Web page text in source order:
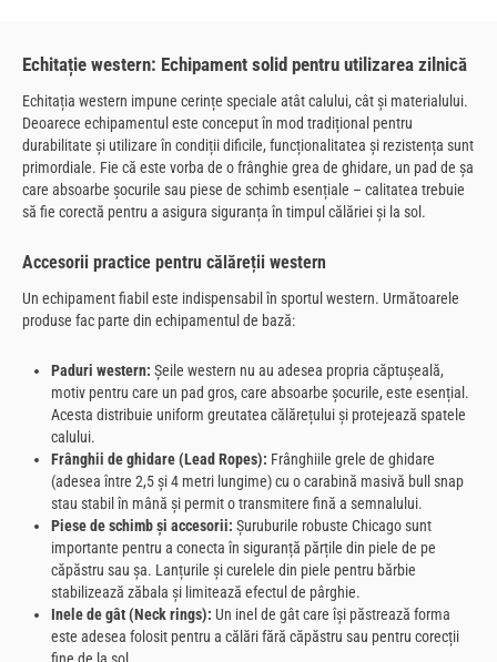
Echitație western: Echipament solid pentru utilizarea zilnică
Echitația western impune cerințe speciale atât calului, cât și materialului.
Deoarece echipamentul este conceput în mod tradițional pentru
durabilitate și utilizare în condiții dificile, funcționalitatea și rezistența sunt
primordiale. Fie că este vorba de o frânghie grea de ghidare, un pad de șa
care absoarbe șocurile sau piese de schimb esențiale – calitatea trebuie
să fie corectă pentru a asigura siguranța în timpul călăriei și la sol.
Accesorii practice pentru călăreții western
Un echipament fiabil este indispensabil în sportul western. Următoarele
produse fac parte din echipamentul de bază:
Paduri western: Șeile western nu au adesea propria căptușeală,
motiv pentru care un pad gros, care absoarbe șocurile, este esențial.
Acesta distribuie uniform greutatea călărețului și protejează spatele
calului.
Frânghii de ghidare (Lead Ropes): Frânghiile grele de ghidare
(adesea între 2,5 și 4 metri lungime) cu o carabină masivă bull snap
stau stabil în mână și permit o transmitere fină a semnalului.
Piese de schimb și accesorii: Șuruburile robuste Chicago sunt
importante pentru a conecta în siguranță părțile din piele de pe
căpăstru sau șa. Lanțurile și curelele din piele pentru bărbie
stabilizează zăbala și limitează efectul de pârghie.
Inele de gât (Neck rings): Un inel de gât care își păstrează forma
este adesea folosit pentru a călări fără căpăstru sau pentru corecții